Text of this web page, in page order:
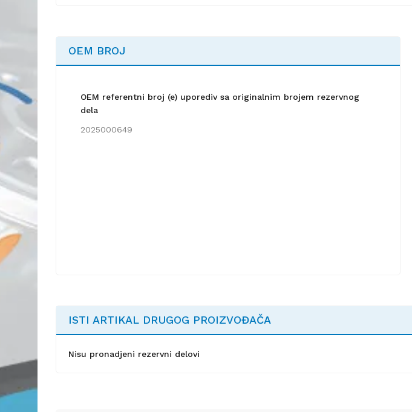
OEM BROJ
OEM referentni broj (e) uporediv sa originalnim brojem rezervnog
dela
2025000649
ISTI ARTIKAL DRUGOG PROIZVOĐAČA
Nisu pronadjeni rezervni delovi